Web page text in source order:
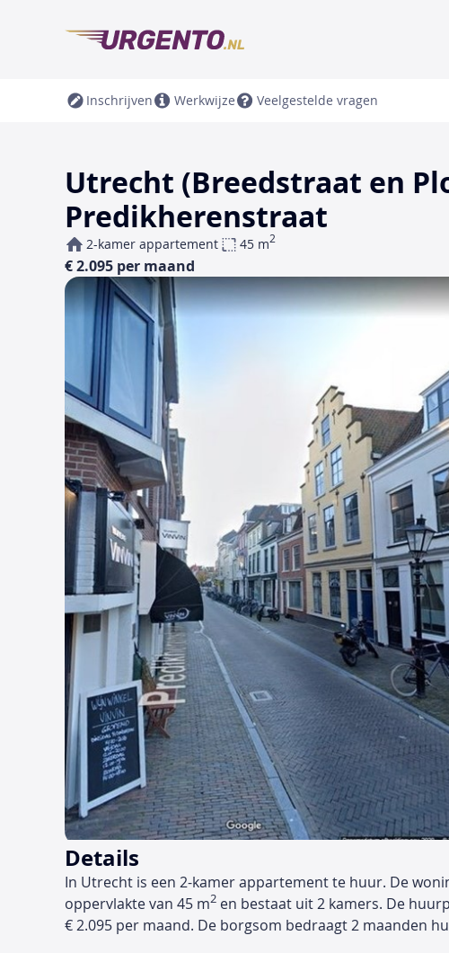
Inschrijven Werkwijze Veelgestelde vragen
Utrecht (Breedstraat en
Predikherenstraat
2-kamer appartement 45 m2
€ 2.095 per maand
Details
In Utrecht is een 2-kamer appartement te huur. De
oppervlakte van 45 m2 en bestaat uit 2 kamers. De
€ 2.095 per maand. De borgsom bedraagt 2 maanden